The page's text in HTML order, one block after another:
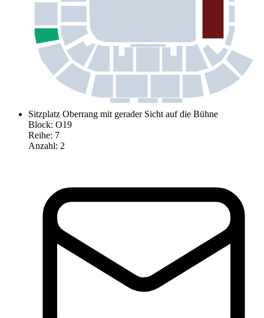
Sitzplatz Oberrang mit gerader Sicht auf die Bühne
Block: O19
Reihe: 7
Anzahl: 2